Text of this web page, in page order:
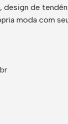
design de
moda com